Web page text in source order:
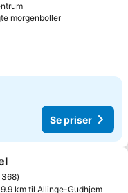
morgenbollerSe priser
Se priser
368
km til Allinge-Gudhjem